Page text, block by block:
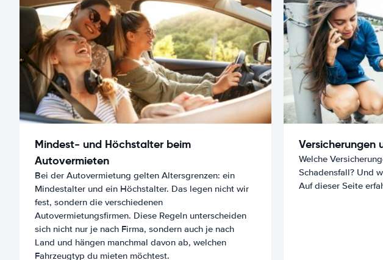
Mindest- und Höchstalter beim
Autovermieten
Bei der Autovermietung gelten Altersgrenzen: ein
Mindestalter und ein Höchstalter. Das legen nicht wir
fest, sondern die verschiedenen
Autovermietungsfirmen. Diese Regeln unterscheiden
sich nicht nur je nach Firma, sondern auch je nach
Land und hängen manchmal davon ab, welchen
Fahrzeugtyp du mieten möchtest.
Versicherungen
Welche
Schadensfall? Und
Auf dieser Seite